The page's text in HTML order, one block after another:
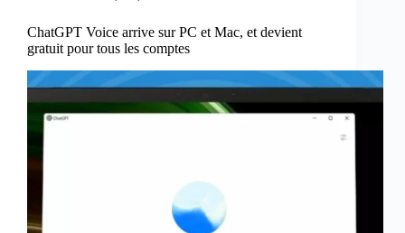
ChatGPT Voice arrive sur PC et Mac, et devient
gratuit pour tous les comptes